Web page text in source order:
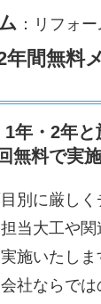
：リフォ
年間無料
年・2年
無料で実
別に厳し
当大工や
施いたしま
社ならで